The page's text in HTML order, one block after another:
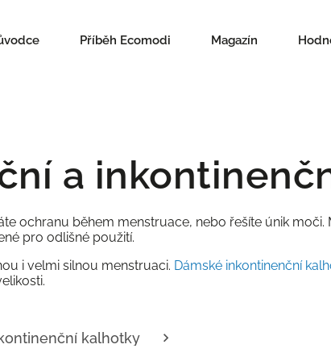
Příběh Ecomodi Magazín
a
ochranu během menstruace, nebo řešíte únik
pro odlišné použití.
i velmi silnou menstruaci. Dámské inkontinenční
kalhotky